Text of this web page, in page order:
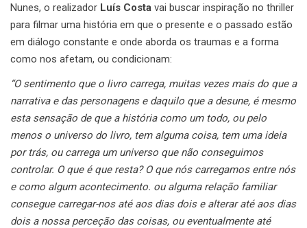
Nunes, o realizador Luís Costa vai buscar inspiração no thriller
para filmar uma história em que o presente e o passado estão
em diálogo constante e onde aborda os traumas e a forma
como nos afetam, ou condicionam:
“O sentimento que o livro carrega, muitas vezes mais do que a
narrativa e das personagens e daquilo que a desune, é mesmo
esta sensação de que a história como um todo, ou pelo
menos o universo do livro, tem alguma coisa, tem uma ideia
por trás, ou carrega um universo que não conseguimos
controlar. O que é que resta? O que nós carregamos entre nós
e como algum acontecimento. ou alguma relação familiar
consegue carregar-nos até aos dias dois e alterar até aos dias
dois a nossa perceção das coisas, ou eventualmente até